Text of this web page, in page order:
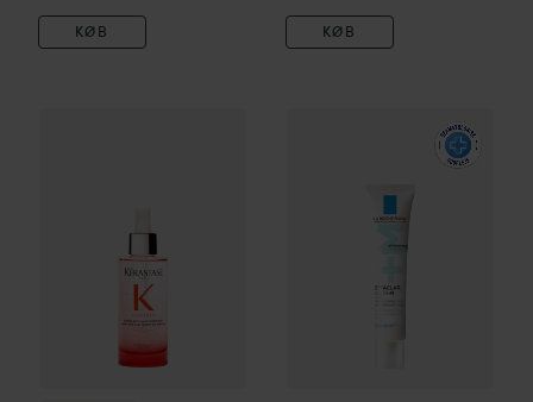
KØB KØB
Serum Anti-Chute Fortifiant